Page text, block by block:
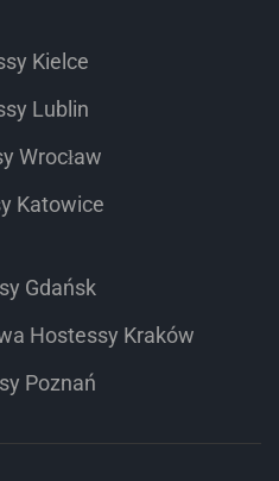
Kielce
Lublin
Wrocław
Katowice
Gdańsk
Hostessy Kraków
Poznań